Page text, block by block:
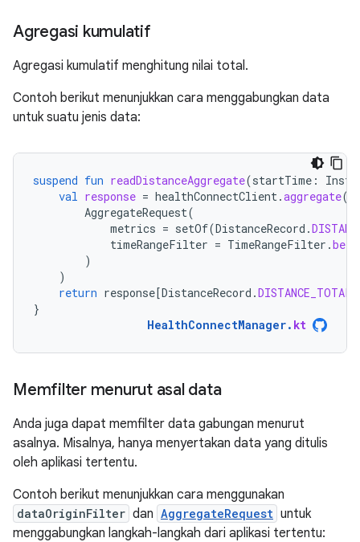
Agregasi kumulatif
Agregasi kumulatif menghitung nilai total.
Contoh berikut menunjukkan cara menggabungkan data
untuk suatu jenis data:
suspend fun readDistanceAggregate(startTime :
val response = healthConnectClient.aggregate(
AggregateRequest(
metrics = setOf(DistanceRecord .
timeRangeFilter = TimeRangeFilter .
)
)
return response[DistanceRecord .DISTANCE_TOTAL
}
HealthConnectManager. kt
Memfilter menurut asal data
Anda juga dapat memfilter data gabungan menurut
asalnya. Misalnya, hanya menyertakan data yang ditulis
oleh aplikasi tertentu.
Contoh berikut menunjukkan cara menggunakan
dataOriginFilter dan AggregateRequest untuk
menggabungkan langkah-langkah dari aplikasi tertentu: